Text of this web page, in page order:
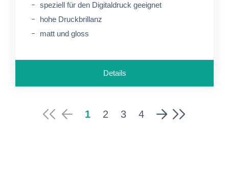
speziell für den Digitaldruck geeignet
hohe Druckbrillanz
matt und gloss
Details
1 2 3 4